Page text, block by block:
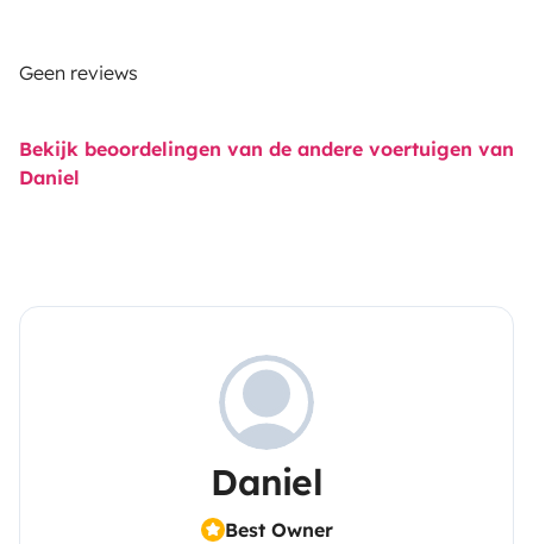
Geen reviews
Bekijk beoordelingen van de andere voertuigen van
Daniel
Daniel
Best Owner